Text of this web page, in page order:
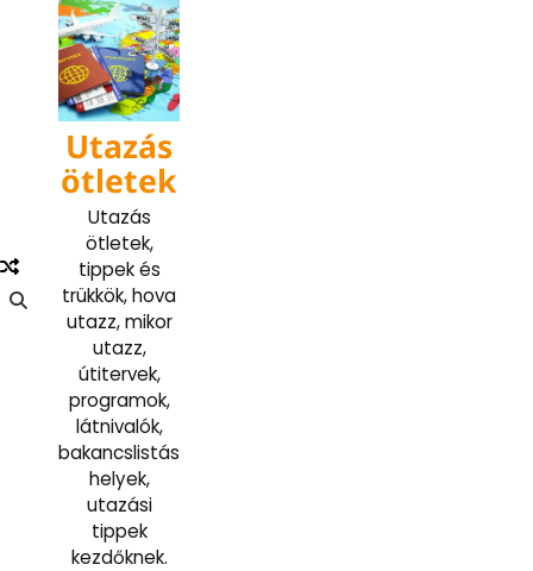
content
Utazás
ötletek
Utazás
ötletek,
tippek és
trükkök, hova
utazz, mikor
utazz,
útitervek,
programok,
látnivalók,
bakancslistás
helyek,
utazási
tippek
kezdőknek.